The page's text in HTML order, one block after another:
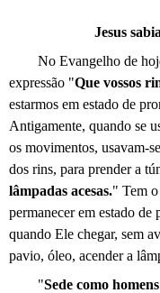
Jesus
No Evangelho de
expressão "Que vossos
estarmos em estado de
Antigamente, quando se
os movimentos, usavam-
dos rins, para prender a
lâmpadas acesas." Tem
permanecer em estado de
quando Ele chegar, sem
pavio, óleo, acender a
"Sede como